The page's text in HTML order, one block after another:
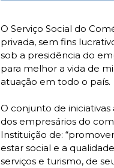
O Serviço Social do
privada, sem fins
sob a presidência do
para melhor a vida de
atuação em todo o país.
O conjunto de
dos empresários do
Instituição de:
estar social e a
serviços e turismo, de